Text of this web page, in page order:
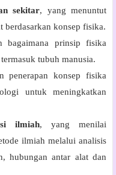
sekitar, yang menuntut
berdasarkan konsep fisika.
bagaimana prinsip fisika
tubuh manusia.
penerapan konsep fisika
untuk meningkatkan
ilmiah, yang menilai
ilmiah melalui analisis
hubungan antar alat dan